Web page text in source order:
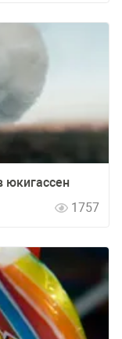
юкигассен
1757